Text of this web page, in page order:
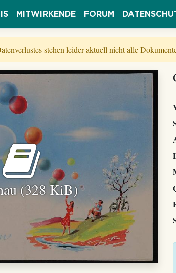
MITWIRKENDE FORUM
stehen leider aktuell nicht alle
(328 KiB)